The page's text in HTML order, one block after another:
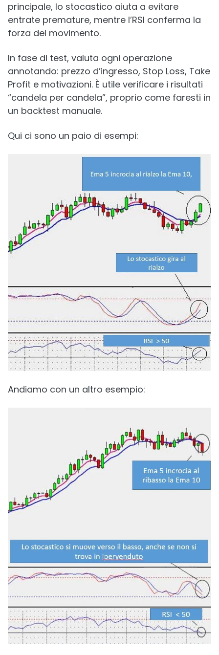
principale, lo stocastico aiuta a evitare
entrate premature, mentre l’RSI conferma la
forza del movimento.
In fase di test, valuta ogni operazione
annotando: prezzo d’ingresso, Stop Loss, Take
Profit e motivazioni. È utile verificare i risultati
“candela per candela”, proprio come faresti in
un backtest manuale.
Qui ci sono un paio di esempi:
Andiamo con un altro esempio: